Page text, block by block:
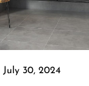
July 30, 2024